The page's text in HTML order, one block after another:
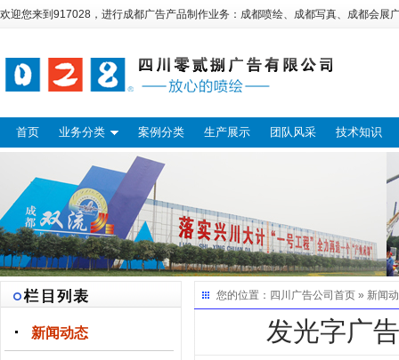
欢迎您来到917028，进行成都广告产品制作业务： 成都喷绘、 成都写真、 成都会展
首页 业务分类 案例分类 生产展示 团队风采 技术知识
新闻动态
您的位置： 四川广告公司 首页 » 新闻
发光字广